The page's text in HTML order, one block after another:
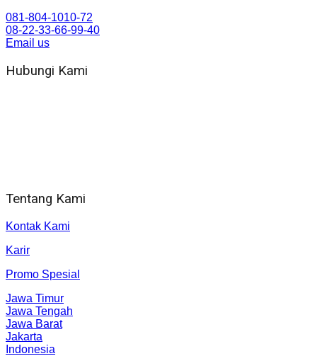
081-804-1010-72
08-22-33-66-99-40
Email us
Hubungi Kami
Tentang Kami
Kontak Kami
Karir
Promo Spesial
Jawa Timur
Jawa Tengah
Jawa Barat
Jakarta
Indonesia